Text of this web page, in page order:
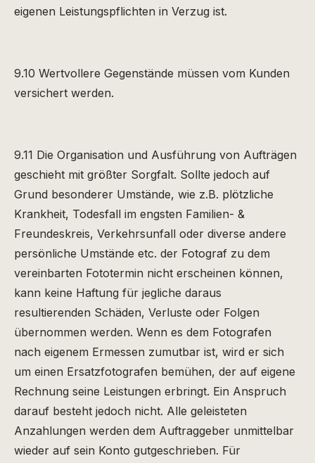
eigenen Leistungspflichten in Verzug ist.
9.10 Wertvollere Gegenstände müssen vom Kunden
versichert werden.
9.11 Die Organisation und Ausführung von Aufträgen
geschieht mit größter Sorgfalt. Sollte jedoch auf
Grund besonderer Umstände, wie z.B. plötzliche
Krankheit, Todesfall im engsten Familien- &
Freundeskreis, Verkehrsunfall oder diverse andere
persönliche Umstände etc. der Fotograf zu dem
vereinbarten Fototermin nicht erscheinen können,
kann keine Haftung für jegliche daraus
resultierenden Schäden, Verluste oder Folgen
übernommen werden. Wenn es dem Fotografen
nach eigenem Ermessen zumutbar ist, wird er sich
um einen Ersatzfotografen bemühen, der auf eigene
Rechnung seine Leistungen erbringt. Ein Anspruch
darauf besteht jedoch nicht. Alle geleisteten
Anzahlungen werden dem Auftraggeber unmittelbar
wieder auf sein Konto gutgeschrieben. Für